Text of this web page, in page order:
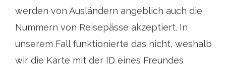
werden von Ausländern angeblich auch die
Nummern von Reisepässe akzeptiert. In
unserem Fall funktionierte das nicht, weshalb
wir die Karte mit der ID eines Freundes